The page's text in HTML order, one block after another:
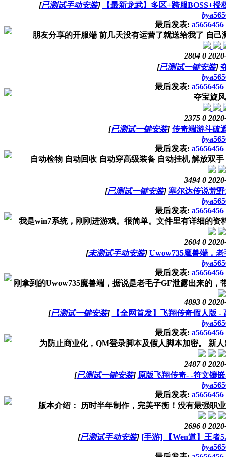
[已测试手动安装]
【最新龙武】多区+跨服BOSS+
by
最后发表: a5656456
朋友分享的开服端 前几天没有运营了就送给我了 自
2804 0
[已测试一键安装]
by
最后发表: a5656456
夺宝旋
2375 0
[已测试一键安装] 传奇端游斗破
by
最后发表: a5656456
自动检物 自动回收 自动穿高级装备 自动挂机 解放双
3494 0
[已测试一键安装] 塞尔达传说荒
by
最后发表: a5656456
我是win7系统，刚刚进游戏。很简单。文件里有详细的
2604 0
[未测试手动安装] Uwow735魔兽端，
by
最后发表: a5656456
刚拿到的Uwow735魔兽端，据说是老毛子GF泄露出来的
4893 0
[已测试一键安装]
【全网首发】飞翔传奇假人版
by
最后发表: a5656456
为防止商业化，QM登录脚本及假人脚本加密。 新
2487 0
[已测试一键安装] 原版飞翔传奇- -符文镶
by
最后发表: a5656456
版本介绍： 历时半年制作，完美平衡！没有最强职
2696 0
[已测试手动安装] [手游] 【Wen道】王者
by